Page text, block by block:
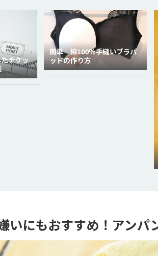
チケッ
簡単 綿100％手縫いブラパ
ッドの作り方
いにもおすすめ！アンパ